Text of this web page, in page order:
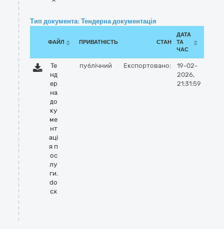
Тип документа: Тендерна документація
ФАЙЛ ПРИВАТНІСТЬ СТАН
ДАТА
ТА
ЧАС
Те
нд
ер
на
до
ку
ме
нт
аці
я п
ос
лу
ги.
do
cx
публічний Експортовано:
19-02-
2026,
21:31:59